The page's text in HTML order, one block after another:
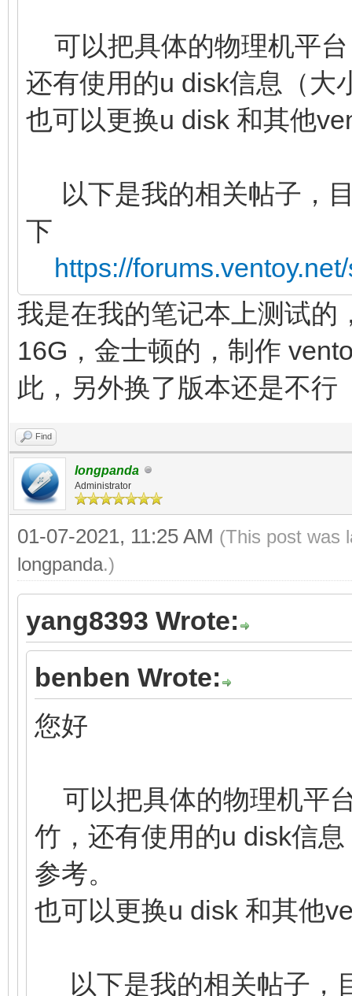
可以把具体的物理机平
还有使用的u disk信息（大
也可以更换u disk 和其他
以下是我的相关帖子，
下
https://
我是在我的笔记本上测试
16G，金士顿的，制作
此，另外换了版本还是不行
Find
longpanda
Administrator
01-07-2021, 11:25 AM (This post was
longpanda.)
yang8393 Wrote:
benben Wrote:
您好
可以把具体的物理机平
竹，还有使用的u disk信
参考。
也可以更换u disk 和其他
以下是我的相关帖子，